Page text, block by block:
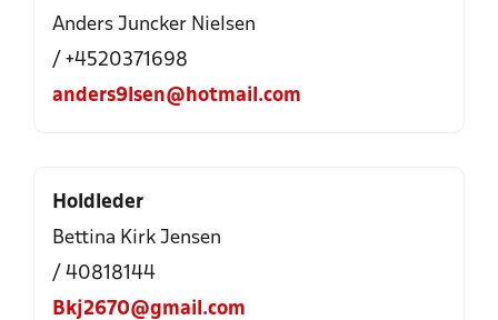
Anders Juncker Nielsen
/ +4520371698
anders9lsen@hotmail.com
Holdleder
Bettina Kirk Jensen
/ 40818144
Bkj2670@gmail.com